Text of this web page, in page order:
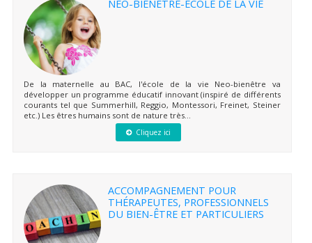
NEO-BIENÊTRE-ÉCOLE DE LA VIE
De la maternelle au BAC, l'école de la vie Neo-bienêtre va
développer un programme éducatif innovant (inspiré de différents
courants tel que Summerhill, Reggio, Montessori, Freinet, Steiner
etc.) Les êtres humains sont de nature très...
Cliquez ici
ACCOMPAGNEMENT POUR
THÉRAPEUTES, PROFESSIONNELS
DU BIEN-ÊTRE ET PARTICULIERS